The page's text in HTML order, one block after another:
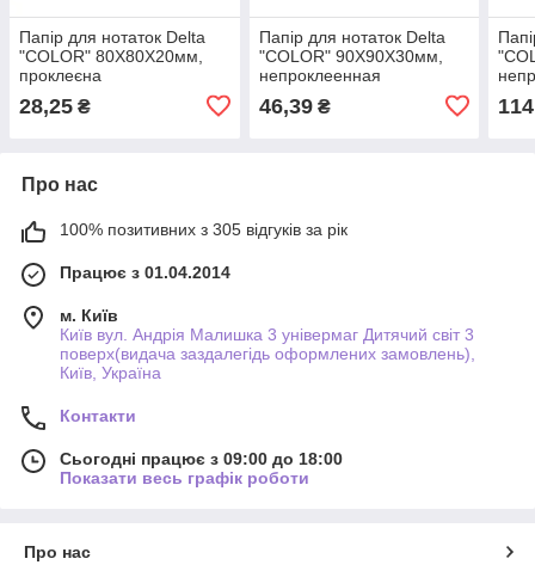
Папір для нотаток Delta
"COLOR" 80Х80Х20мм,
проклеєна
28,25 ₴
Папір для нотаток Delta
"COLOR" 90Х90Х30мм,
непроклеенная
46,39₴
Про нас
100% позитивних з 305 відгуків за рік
Працює з 01.04.2014
м. Київ
Київ вул. Андрія Малишка 3 універмаг Дитячий світ 3
поверх(видача заздалегідь оформлених замовлень),
Київ, Україна
Контакти
Сьогодні працює з 09:00 до 18:00
Показати весь графік роботи
Про нас